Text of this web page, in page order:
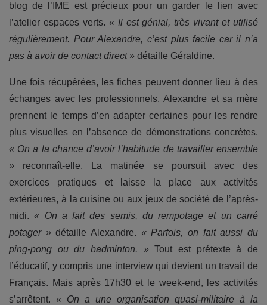
blog de l’IME est précieux pour un garder le lien avec
l’atelier espaces verts. « Il est génial, très vivant et utilisé
régulièrement. Pour Alexandre, c’est plus facile car il n’a
pas à avoir de contact direct » détaille Géraldine.
Une fois récupérées, les fiches peuvent donner lieu à des
échanges avec les professionnels. Alexandre et sa mère
prennent le temps d’en adapter certaines pour les rendre
plus visuelles en l’absence de démonstrations concrètes.
« On a la chance d’avoir l’habitude de travailler ensemble
» reconnaît-elle. La matinée se poursuit avec des
exercices pratiques et laisse la place aux activités
extérieures, à la cuisine ou aux jeux de société de l’après-
midi.« On a fait des semis, du rempotage et un carré
potager » détaille Alexandre. « Parfois, on fait aussi du
ping-pong ou du badminton. » Tout est prétexte à de
l’éducatif, y compris une interview qui devient un travail de
Français. Mais après 17h30 et le week-end, les activités
s’arrêtent. « On a une organisation quasi-militaire à la